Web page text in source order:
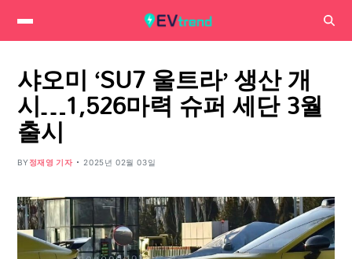
샤오미 ‘SU7 울트라’ 생산 개
시…1,526마력 슈퍼 세단 3월
출시
BY 정재영 기자 2025년 02월 03일